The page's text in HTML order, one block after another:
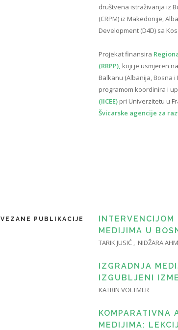
društvena istraživanja iz
(CRPM) iz Makedonije,
Development (D4D) sa
Projekat finansira
(RRPP), koji je usmjeren
Balkanu (Albanija, Bosna i
programom koordinira i
(IICEE) pri Univerzitetu u
Švicarske agencije za
VEZANE PUBLIKACIJE
INTERVENCIJOM
MEDIJIMA U
TARIK JUSIĆ , NIDŽARA
IZGRADNJA
IZGUBLJENI
KATRIN VOLTMER
KOMPARATIVNA
MEDIJIMA: